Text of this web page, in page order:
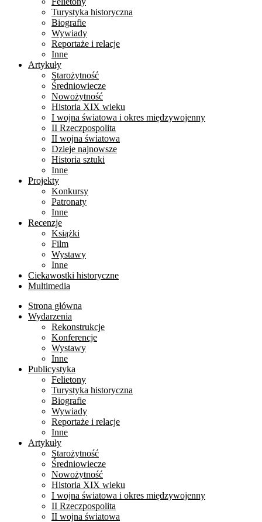
Turystyka historyczna
Biografie
Wywiady
Reportaże i relacje
Inne
Artykuły
Starożytność
Średniowiecze
Nowożytność
Historia XIX wieku
I wojna światowa i okres międzywojenny
II Rzeczpospolita
II wojna światowa
Dzieje najnowsze
Historia sztuki
Inne
Projekty
Konkursy
Patronaty
Inne
Recenzje
Książki
Film
Wystawy
Inne
Ciekawostki historyczne
Multimedia
Strona główna
Wydarzenia
Rekonstrukcje
Konferencje
Wystawy
Inne
Publicystyka
Felietony
Turystyka historyczna
Biografie
Wywiady
Reportaże i relacje
Inne
Artykuły
Starożytność
Średniowiecze
Nowożytność
Historia XIX wieku
I wojna światowa i okres międzywojenny
II Rzeczpospolita
II wojna światowa